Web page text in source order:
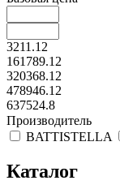
3211.12
161789.12
320368.12
478946.12
637524.8
Производитель
BATTISTELLA
Каталог